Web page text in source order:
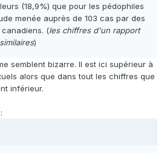
(18,9%) que pour les pédophiles
menée auprès de 103 cas par des
(les chiffres d'un rapport
)
semblent bizarre. Il est ici supérieur à
alors que dans tout les chiffres que
inférieur.